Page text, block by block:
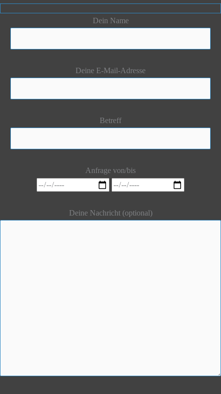
Dein Name
Deine E-Mail-Adresse
Betreff
Anfrage von/bis
Deine Nachricht (optional)